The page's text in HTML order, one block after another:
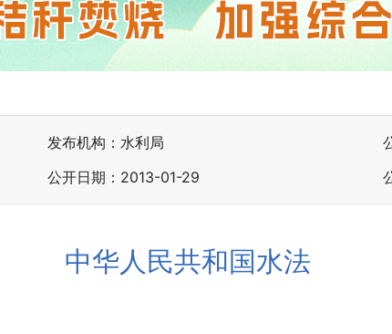
发布机构：水利局
公开日期：2013-01-29
中华人民共和国水法